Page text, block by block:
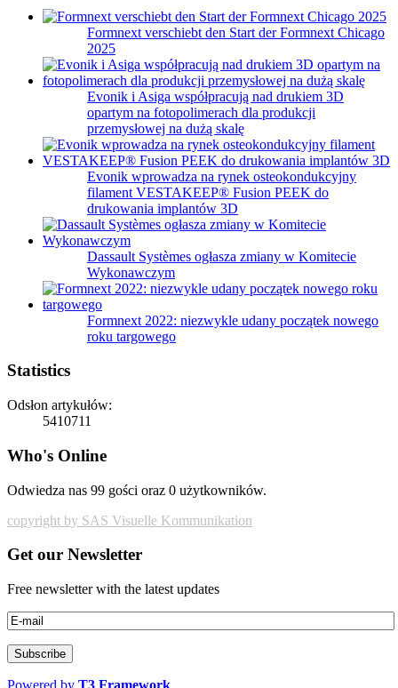
Formnext verschiebt den Start der Formnext Chicago
2025
Evonik i Asiga współpracują nad drukiem 3D
opartym na fotopolimerach dla produkcji
przemysłowej na dużą skalę
Evonik wprowadza na rynek osteokondukcyjny
filament VESTAKEEP® Fusion PEEK do
drukowania implantów 3D
Dassault Systèmes ogłasza zmiany w Komitecie
Wykonawczym
Formnext 2022: niezwykle udany początek nowego
roku targowego
Statistics
Odsłon artykułów:
5410711
Who's Online
Odwiedza nas 99 gości oraz 0 użytkowników.
copyright by SAS Visuelle Kommunikation
Get our Newsletter
Free newsletter with the latest updates
Powered by T3 Framework